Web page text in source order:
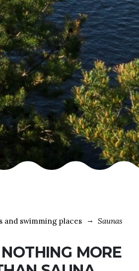
and swimming places Saunas
MORE